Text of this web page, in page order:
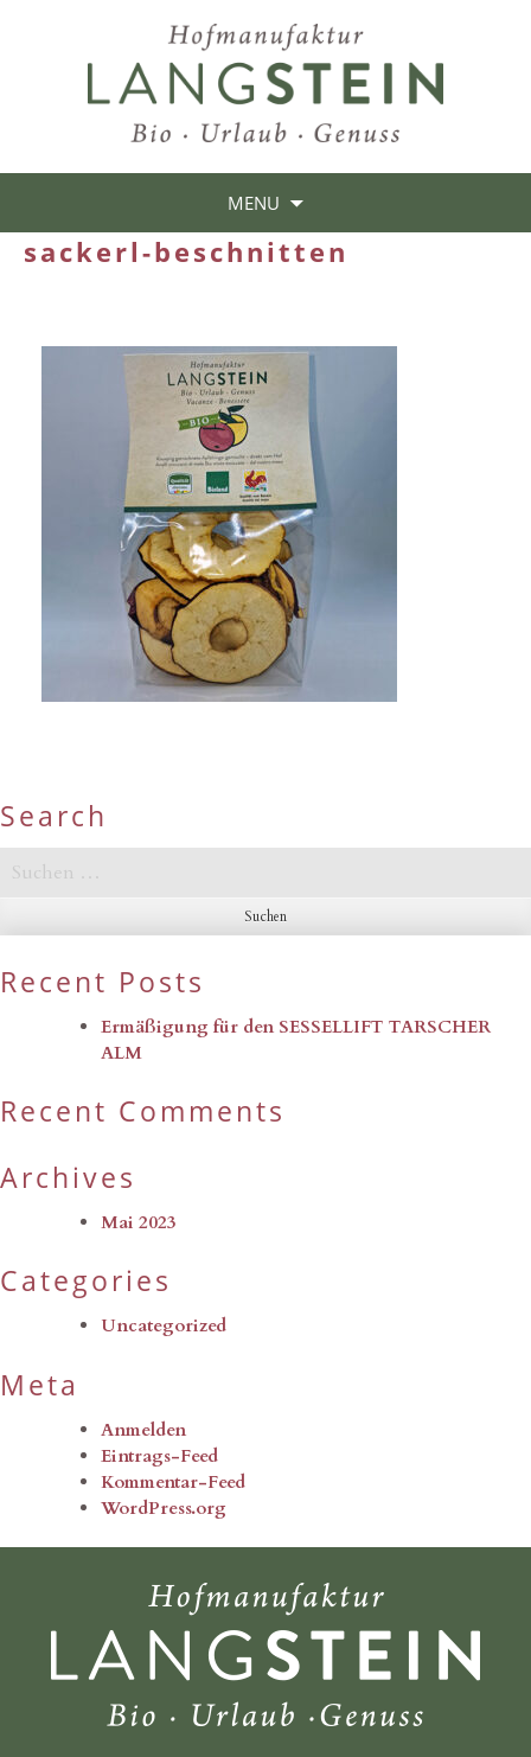
MENU
sackerl-beschnitten
Search
Suchen
nach:
Recent Posts
Ermäßigung für den SESSELLIFT TARSCHER
ALM
Recent Comments
Archives
Mai 2023
Categories
Uncategorized
Meta
Anmelden
Eintrags-Feed
Kommentar-Feed
WordPress.org